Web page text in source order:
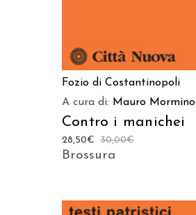
Fozio di Costantinopoli
A cura di: Mauro Mormino
Contro i manichei
30,00€
28,50€
Brossura